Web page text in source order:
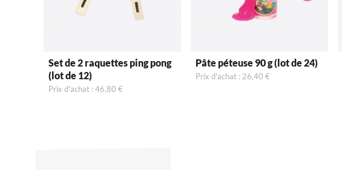
Set de 2 raquettes ping pong
(lot de 12)
Prix d'achat : 46,80 €
Pâte péteuse 90 g (lot de 24)
Prix d'achat : 26,40 €